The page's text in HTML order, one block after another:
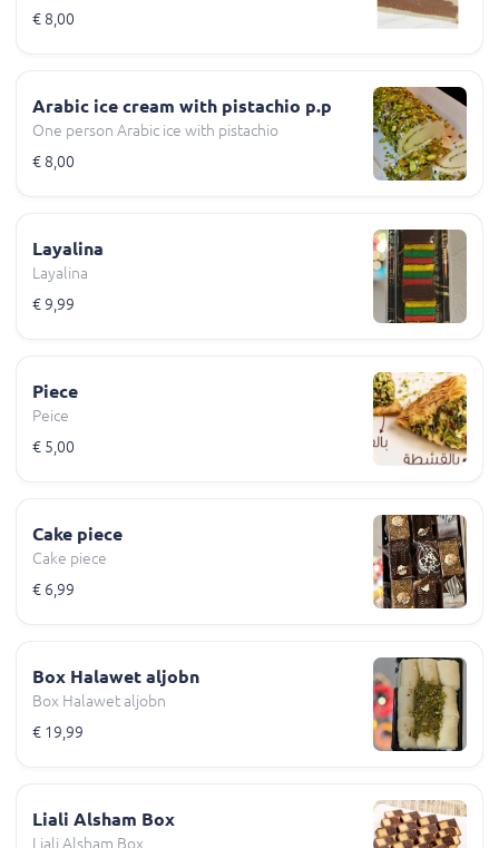
€ 8,00
Arabic ice cream with pistachio p.p
One person Arabic ice with pistachio
€ 8,00
Layalina
Layalina
€ 9,99
Piece
Peice
€ 5,00
Cake piece
Cake piece
€ 6,99
Box Halawet aljobn
Box Halawet aljobn
€ 19,99
Liali Alsham Box
Liali Alsham Box